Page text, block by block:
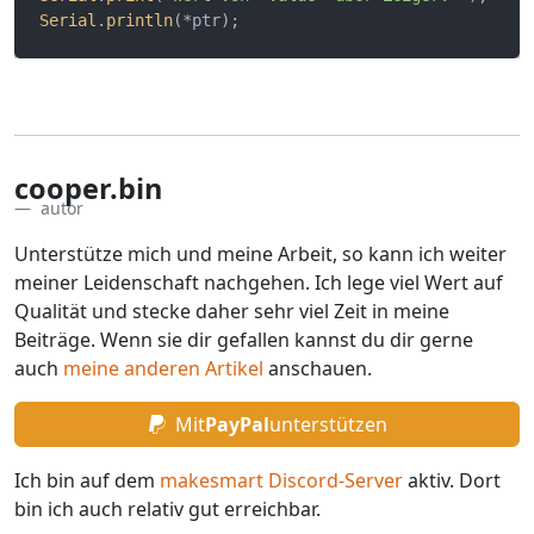
Serial . println
cooper.bin
autor
Unterstütze mich und meine Arbeit, so kann ich weiter
meiner Leidenschaft nachgehen. Ich lege viel Wert auf
Qualität und stecke daher sehr viel Zeit in meine
Beiträge. Wenn sie dir gefallen kannst du dir gerne
auch meine anderen Artikel anschauen.
MitPayPalunterstützen
Ich bin auf dem makesmart Discord-Serveraktiv. Dort
bin ich auch relativ gut erreichbar.